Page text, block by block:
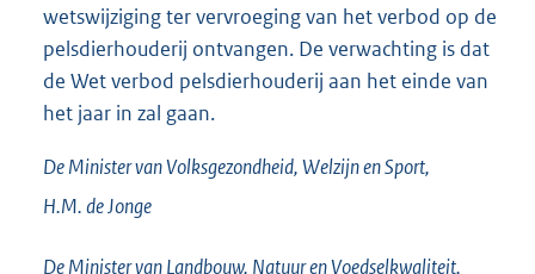
wetswijziging ter vervroeging van het verbod op de
pelsdierhouderij ontvangen. De verwachting is dat
de Wet verbod pelsdierhouderij aan het einde van
het jaar in zal gaan.
De Minister van Volksgezondheid, Welzijn en Sport,
H.M. deJonge
De Minister van Landbouw, Natuur en Voedselkwaliteit,